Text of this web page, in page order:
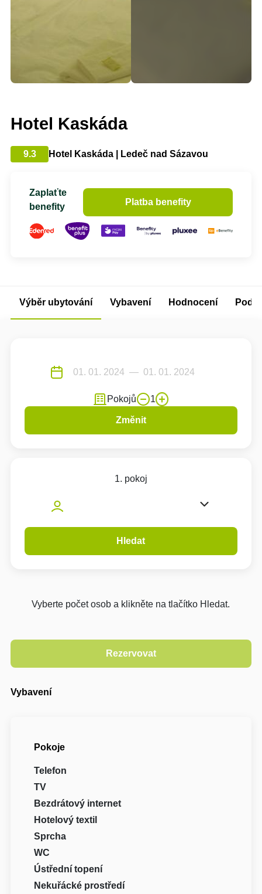
Hotel Kaskáda
9.3 Hotel Kaskáda | Ledeč nad Sázavou
Zaplaťte
benefity
Platba benefity
Výběr ubytování Vybavení Hodnocení
Pokojů 1
Změnit
1. pokoj
Hledat
Vyberte počet osob a klikněte na tlačítko Hledat.
Vybavení
Pokoje
Telefon
TV
Bezdrátový internet
Hotelový textil
Sprcha
WC
Ústřední topení
Nekuřácké prostředí